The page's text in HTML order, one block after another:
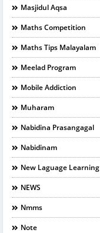
Masjidul Aqsa
Maths Competition
Maths Tips Malayalam
Meelad Program
Mobile Addiction
Muharam
Nabidina Prasangagal
Nabidinam
New Laguage Learning
NEWS
Nmms
Note